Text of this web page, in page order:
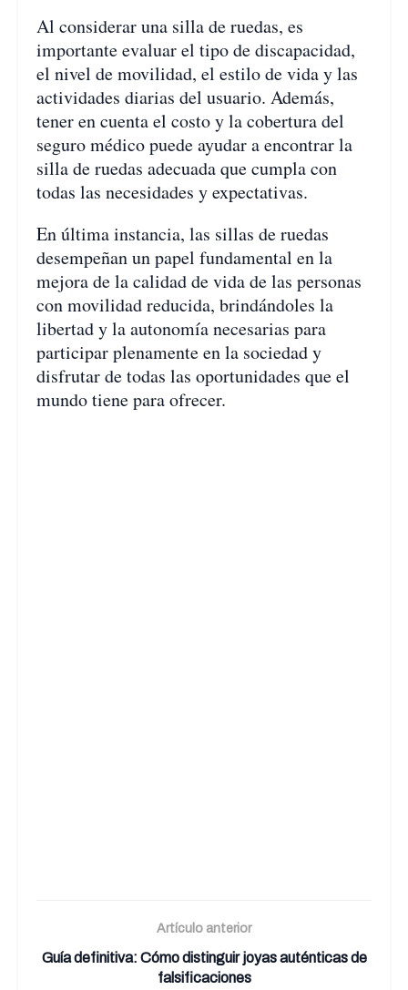
Al considerar una silla de ruedas, es
importante evaluar el tipo de discapacidad,
el nivel de movilidad, el estilo de vida y las
actividades diarias del usuario. Además,
tener en cuenta el costo y la cobertura del
seguro médico puede ayudar a encontrar la
silla de ruedas adecuada que cumpla con
todas las necesidades y expectativas.
En última instancia, las sillas de ruedas
desempeñan un papel fundamental en la
mejora de la calidad de vida de las personas
con movilidad reducida, brindándoles la
libertad y la autonomía necesarias para
participar plenamente en la sociedad y
disfrutar de todas las oportunidades que el
mundo tiene para ofrecer.
Artículo anterior
Guía definitiva: Cómo distinguir joyas auténticas de
falsificaciones